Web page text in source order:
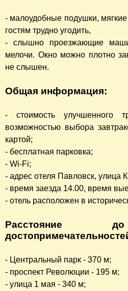
- малоудобные подушки,
гостям трудно угодить,
- слышно проезжающие
мелочи. Окно можно плотно
не слышен.
Общая информация:
- стоимость улучшенного
возможностью выбора
картой;
- бесплатная парковка;
- Wi-Fi;
- адрес отеля Павловск, улица
- время заезда 14.00, время
- отель расположен в
Расстояние
- Центральный парк - 370 м;
- проспект Революции - 195 м;
- улица 1 мая - 340 м;